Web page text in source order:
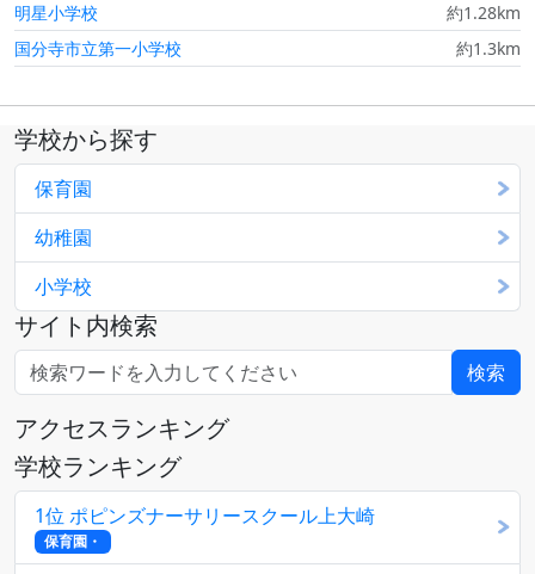
明星小学校
約1.28km
国分寺市立第一小学校
約1.3km
学校から探す
保育園
幼稚園
小学校
サイト内検索
アクセスランキング
学校ランキング
1位 ポピンズナーサリースクール上大崎
保育園・